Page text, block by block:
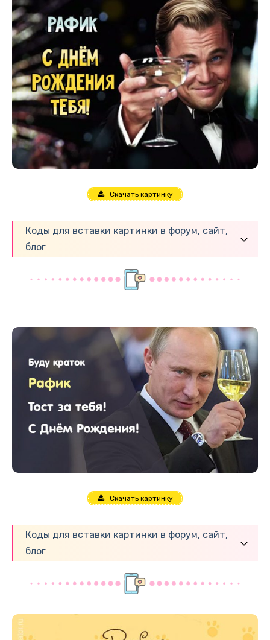
Скачать картинку
Коды для вставки картинки в форум, сайт,
блог
Скачать картинку
Коды для вставки картинки в форум, сайт,
блог